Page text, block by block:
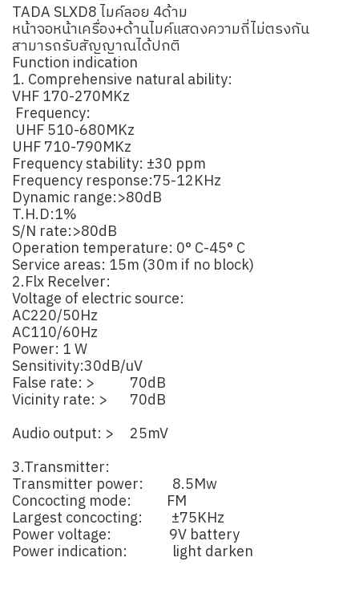
TADA SLXD8 ไมค์ลอย 4ด้าม
หน้าจอหน้าเครื่อง+ด้านไมค์แสดงความถี่ไม่ตรงกัน
สามารถรับสัญญาณได้ปกติ
Function indication
1. Comprehensive natural ability:
VHF 170-270MKz
Frequency:
UHF 510-680MKz
UHF 710-790MKz
Frequency stability: ±30 ppm
Frequency response:75-12KHz
Dynamic range:>80dB
T.H.D:1%
S/N rate:>80dB
Operation temperature: 0° C-45° C
Service areas: 15m (30m if no block)
2.Flx Recelver:
Voltage of electric source:
AC220/50Hz
AC110/60Hz
Power: 1 W
Sensitivity:30dB/uV
False rate: > 70dB
Vicinity rate: > 70dB
Audio output: > 25mV
3.Transmitter:
Transmitter power: 8.5Mw
Concocting mode: FM
Largest concocting: ±75KHz
Power voltage: 9V battery
Power indication: light darken